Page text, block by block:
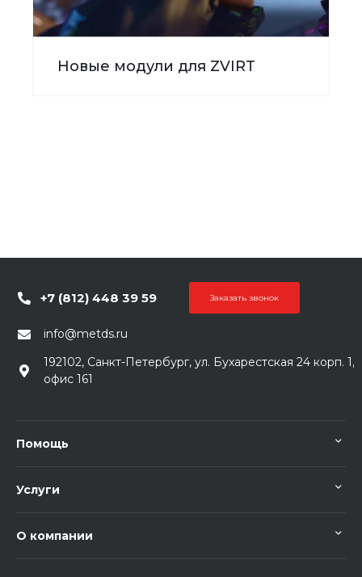
Новые модули для ZVIRT
+7 (812) 448 39 59 Заказать звонок
info@metds.ru
192102, Санкт-Петербург, ул. Бухарестская 24 корп. 1,
офис 161
Помощь
Услуги
О компании